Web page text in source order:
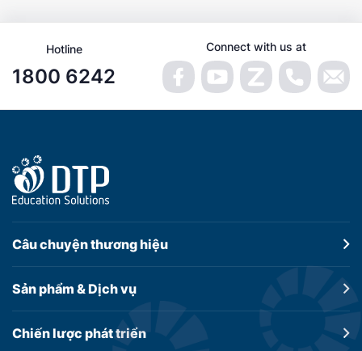
Hotline
1800 6242
Connect with us at
Câu chuyệnthương hiệu
Sản phẩm &Dịch vụ
Chiến lược phát triển